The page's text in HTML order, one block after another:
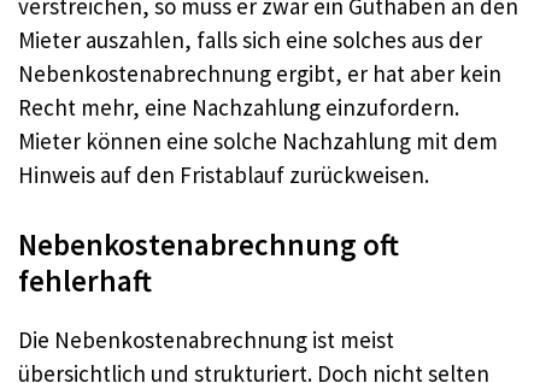
verstreichen, so muss er zwar ein Guthaben an den
Mieter auszahlen, falls sich eine solches aus der
Nebenkostenabrechnung ergibt, er hat aber kein
Recht mehr, eine Nachzahlung einzufordern.
Mieter können eine solche Nachzahlung mit dem
Hinweis auf den Fristablauf zurückweisen.
Nebenkostenabrechnung oft
fehlerhaft
Die Nebenkostenabrechnung ist meist
übersichtlich und strukturiert. Doch nicht selten